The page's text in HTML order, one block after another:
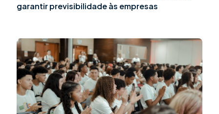
garantir previsibilidade às empresas